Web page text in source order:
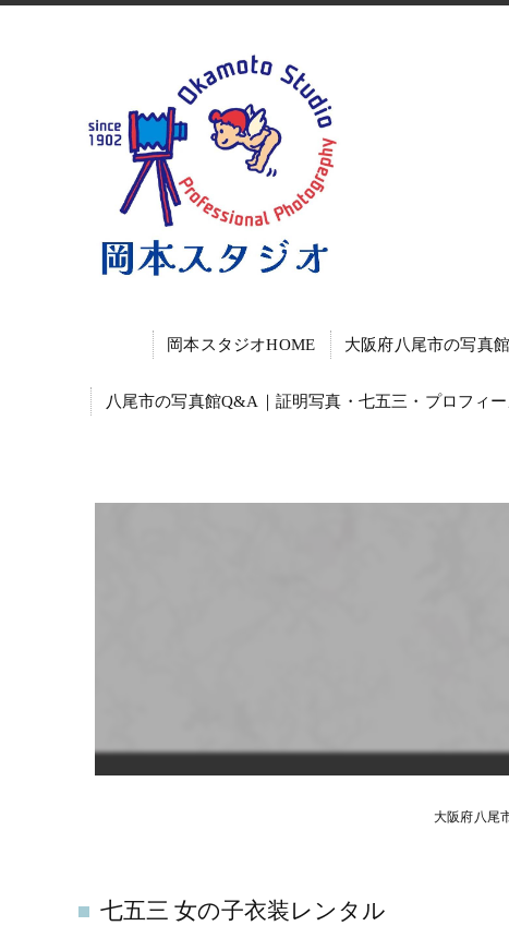
岡本スタジオHOME 大阪府八尾市の写真
八尾市の写真館Q&A｜証明写真・七五三・プロフィ
大阪府八尾
七五三 女の子衣装レンタル